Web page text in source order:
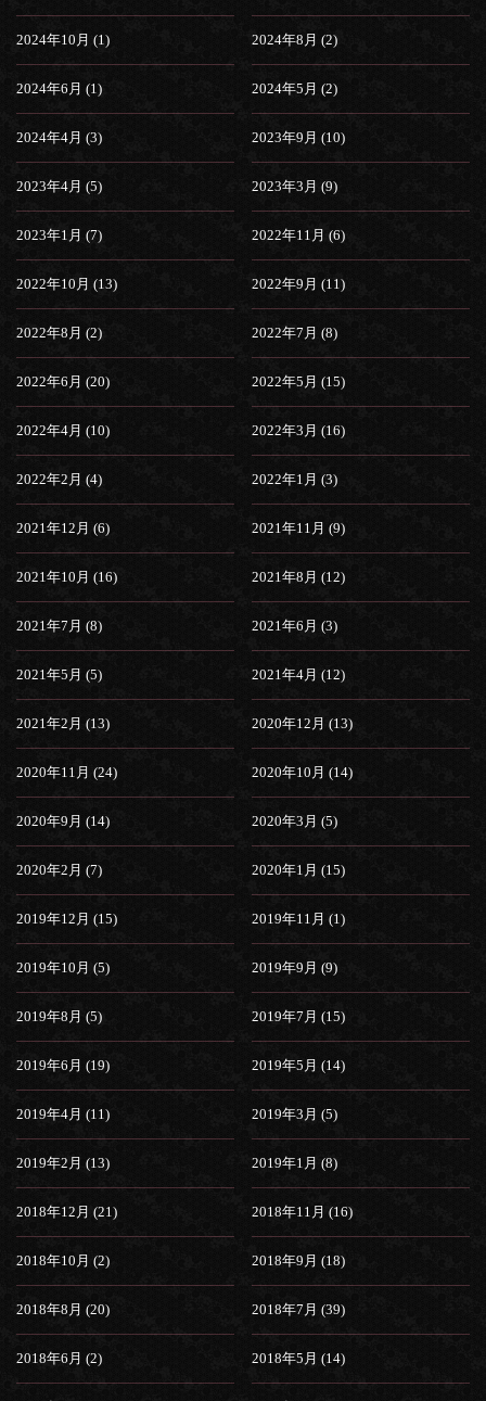
2024年10月 (1) 2024年8月 (2)
2024年6月 (1) 2024年5月 (2)
2024年4月 (3) 2023年9月 (10)
2023年4月 (5) 2023年3月 (9)
2023年1月 (7) 2022年11月 (6)
2022年10月 (13) 2022年9月 (11)
2022年8月 (2) 2022年7月 (8)
2022年6月 (20) 2022年5月 (15)
2022年4月 (10) 2022年3月 (16)
2022年2月 (4) 2022年1月 (3)
2021年12月 (6) 2021年11月 (9)
2021年10月 (16) 2021年8月 (12)
2021年7月 (8) 2021年6月 (3)
2021年5月 (5) 2021年4月 (12)
2021年2月 (13) 2020年12月 (13)
2020年11月 (24) 2020年10月 (14)
2020年9月 (14) 2020年3月 (5)
2020年2月 (7) 2020年1月 (15)
2019年12月 (15) 2019年11月 (1)
2019年10月 (5) 2019年9月 (9)
2019年8月 (5) 2019年7月 (15)
2019年6月 (19) 2019年5月 (14)
2019年4月 (11) 2019年3月 (5)
2019年2月 (13) 2019年1月 (8)
2018年12月 (21) 2018年11月 (16)
2018年10月 (2) 2018年9月 (18)
2018年8月 (20) 2018年7月 (39)
2018年6月 (2) 2018年5月 (14)